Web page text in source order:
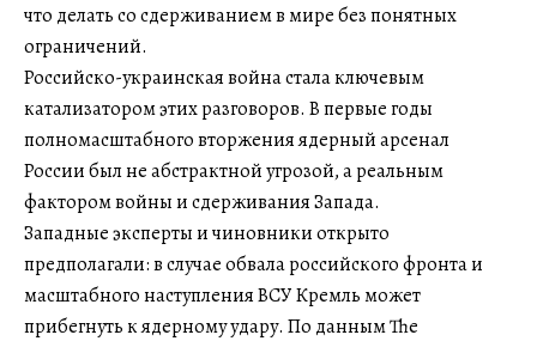
что делать со сдерживанием в мире без понятных
ограничений.
Российско-украинская война стала ключевым
катализатором этих разговоров. В первые годы
полномасштабного вторжения ядерный арсенал
России был не абстрактной угрозой, а реальным
фактором войны и сдерживания Запада.
Западные эксперты и чиновники открыто
предполагали: в случае обвала российского фронта и
масштабного наступления ВСУ Кремль может
прибегнуть к ядерному удару. По данным The